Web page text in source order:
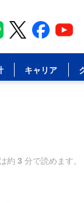
キャリア
約 3 分で読めます。